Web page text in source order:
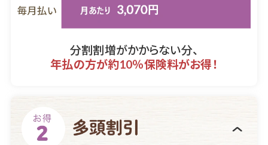
分割割増がかからない分、
年払の方が約10％保険料がお得！